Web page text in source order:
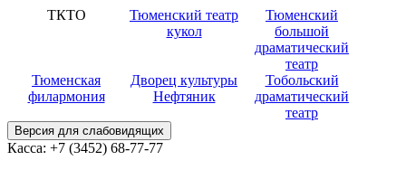
ТКТО
Тюменский театр
кукол
Тюменский
большой
драматический
театр
Тюменская
филармония
Дворец культуры
Нефтяник
Тобольский
драматический
театр
Версия для слабовидящих
Касса: +7 (3452) 68-77-77